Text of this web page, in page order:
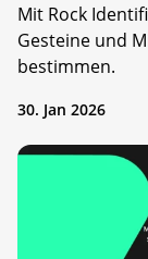
Mit Rock
Gesteine und
bestimmen.
30. Jan 2026